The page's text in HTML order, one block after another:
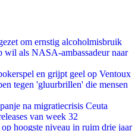
om ernstig alcoholmisbruik
wil als NASA-ambassadeur naar
en grijpt geel op Ventoux
tegen 'gluurbrillen' die mensen
na migratiecrisis Ceuta
van week 32
hoogste niveau in ruim drie jaar